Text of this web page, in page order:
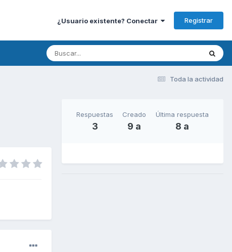
¿Usuario existente? Conectar Registrar
Toda la actividad
Respuestas
3
Creado
9 a
Última respuesta
8 a